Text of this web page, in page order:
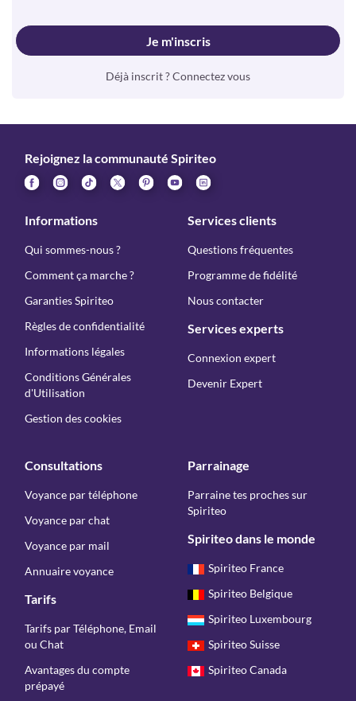
Je m'inscris
Déjà inscrit ? Connectez vous
Rejoignez la communauté Spiriteo
Informations
Qui sommes-nous ?
Comment ça marche ?
Garanties Spiriteo
Règles de confidentialité
Informations légales
Conditions Générales
d'Utilisation
Gestion des cookies
Services clients
Questions fréquentes
Programme de fidélité
Nous contacter
Services experts
Connexion expert
Devenir Expert
Consultations
Voyance par téléphone
Voyance par chat
Voyance par mail
Annuaire voyance
Tarifs
Tarifs par Téléphone, Email
ou Chat
Avantages du compte
prépayé
Parrainage
Parraine tes proches sur
Spiriteo
Spiriteo dans le monde
Spiriteo France
Spiriteo Belgique
Spiriteo Luxembourg
Spiriteo Suisse
Spiriteo Canada